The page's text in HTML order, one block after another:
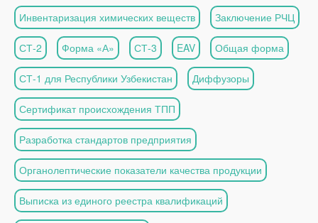
Инвентаризация химических веществ Заключение РЧЦ
СТ-2 Форма «А» СТ-3 EAV Общая форма
СТ-1 для Республики Узбекистан Диффузоры
Сертификат происхождения ТПП
Разработка стандартов предприятия
Органолептические показатели качества продукции
Выписка из единого реестра квалификаций